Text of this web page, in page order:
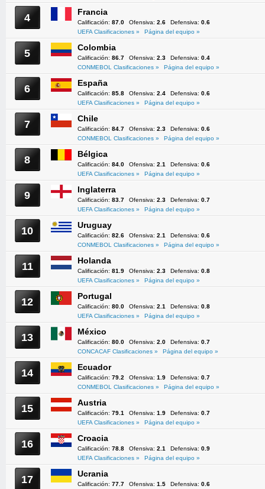
4 Francia
Calificación: 87.0 Ofensiva: 2.6 Defensiva: 0.6
UEFA Clasificaciones »
Página del equipo »
5 Colombia
Calificación: 86.7 Ofensiva: 2.3 Defensiva: 0.4
CONMEBOL Clasificaciones »
Página del equipo »
6 España
Calificación: 85.8 Ofensiva: 2.4 Defensiva: 0.6
UEFA Clasificaciones »
Página del equipo »
7 Chile
Calificación: 84.7 Ofensiva: 2.3 Defensiva: 0.6
CONMEBOL Clasificaciones »
Página del equipo »
8 Bélgica
Calificación: 84.0 Ofensiva: 2.1 Defensiva: 0.6
UEFA Clasificaciones »
Página del equipo »
9 Inglaterra
Calificación: 83.7 Ofensiva: 2.3 Defensiva: 0.7
UEFA Clasificaciones »
Página del equipo »
10 Uruguay
Calificación: 82.6 Ofensiva: 2.1 Defensiva: 0.6
CONMEBOL Clasificaciones »
Página del equipo »
11 Holanda
Calificación: 81.9 Ofensiva: 2.3 Defensiva: 0.8
UEFA Clasificaciones »
Página del equipo »
12 Portugal
Calificación: 80.0 Ofensiva: 2.1 Defensiva: 0.8
UEFA Clasificaciones »
Página del equipo »
13 México
Calificación: 80.0 Ofensiva: 2.0 Defensiva: 0.7
CONCACAF Clasificaciones »
Página del equipo »
14 Ecuador
Calificación: 79.2 Ofensiva: 1.9 Defensiva: 0.7
CONMEBOL Clasificaciones »
Página del equipo »
15 Austria
Calificación: 79.1 Ofensiva: 1.9 Defensiva: 0.7
UEFA Clasificaciones »
Página del equipo »
16 Croacia
Calificación: 78.8 Ofensiva: 2.1 Defensiva: 0.9
UEFA Clasificaciones »
Página del equipo »
17 Ucrania
Calificación: 77.7 Ofensiva: 1.5 Defensiva: 0.6